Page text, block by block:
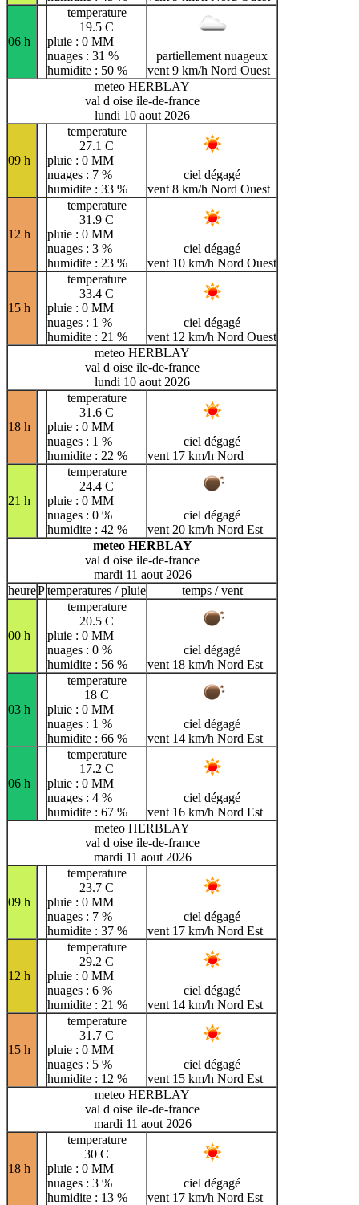
06 h
temperature
19.5 C
pluie : 0 MM
nuages : 31 %
humidite : 50 %
partiellement nuageux
vent 9 km/h Nord Ouest
meteo HERBLAY
val d oise ile-de-france
lundi 10 aout 2026
09 h
temperature
27.1 C
pluie : 0 MM
nuages : 7 %
humidite : 33 %
ciel dégagé
vent 8 km/h Nord Ouest
12 h
temperature
31.9 C
pluie : 0 MM
nuages : 3 %
humidite : 23 %
ciel dégagé
vent 10 km/h Nord Ouest
15 h
temperature
33.4 C
pluie : 0 MM
nuages : 1 %
humidite : 21 %
ciel dégagé
vent 12 km/h Nord Ouest
meteo HERBLAY
val d oise ile-de-france
lundi 10 aout 2026
18 h
temperature
31.6 C
pluie : 0 MM
nuages : 1 %
humidite : 22 %
ciel dégagé
vent 17 km/h Nord
21 h
temperature
24.4 C
pluie : 0 MM
nuages : 0 %
humidite : 42 %
ciel dégagé
vent 20 km/h Nord Est
meteo HERBLAY
val d oise ile-de-france
mardi 11 aout 2026
heurePtemperatures / pluie temps / vent
00 h
temperature
20.5 C
pluie : 0 MM
nuages : 0 %
humidite : 56 %
ciel dégagé
vent 18 km/h Nord Est
03 h
temperature
18 C
pluie : 0 MM
nuages : 1 %
humidite : 66 %
ciel dégagé
vent 14 km/h Nord Est
06 h
temperature
17.2 C
pluie : 0 MM
nuages : 4 %
humidite : 67 %
ciel dégagé
vent 16 km/h Nord Est
meteo HERBLAY
val d oise ile-de-france
mardi 11 aout 2026
09 h
temperature
23.7 C
pluie : 0 MM
nuages : 7 %
humidite : 37 %
ciel dégagé
vent 17 km/h Nord Est
12 h
temperature
29.2 C
pluie : 0 MM
nuages : 6 %
humidite : 21 %
ciel dégagé
vent 14 km/h Nord Est
15 h
temperature
31.7 C
pluie : 0 MM
nuages : 5 %
humidite : 12 %
ciel dégagé
vent 15 km/h Nord Est
meteo HERBLAY
val d oise ile-de-france
mardi 11 aout 2026
18 h
temperature
30 C
pluie : 0 MM
nuages : 3 %
humidite : 13 %
ciel dégagé
vent 17 km/h Nord Est